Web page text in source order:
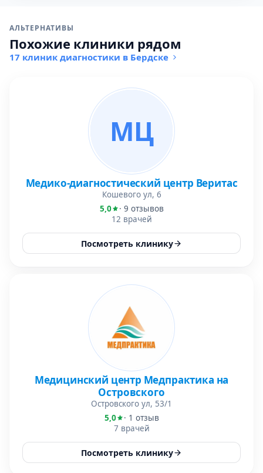
АЛЬТЕРНАТИВЫ
Похожие клиники рядом
17 клиник диагностики в Бердске
МЦ
Медико-диагностический центр Веритас
Кошевого ул, 6
5,0
· 9 отзывов
12 врачей
Посмотреть клинику
Медицинский центр Медпрактика на
Островского
Островского ул, 53/1
5,0
· 1 отзыв
7 врачей
Посмотреть клинику